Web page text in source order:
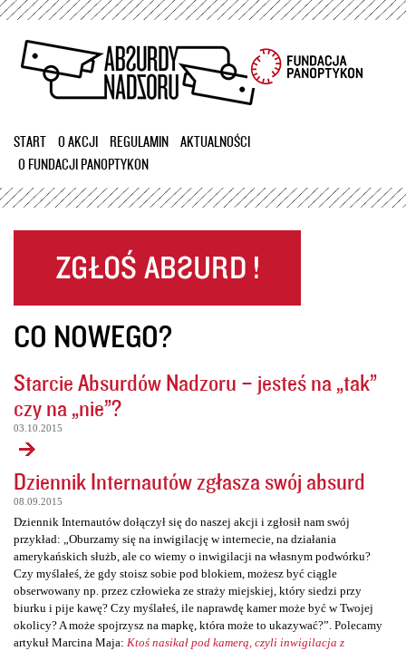
Przejdź
treści
START O AKCJI REGULAMIN
AKTUALNOŚCI
O FUNDACJI PANOPTYKON
CO NOWEGO?
Starcie Absurdów Nadzoru – jesteś na „tak”
czy na „nie”?
03.10.2015
Dziennik Internautów zgłasza swój absurd
08.09.2015
Dziennik Internautów dołączył się do naszej akcji i zgłosił nam swój
przykład: „Oburzamy się na inwigilację w internecie, na działania
amerykańskich służb, ale co wiemy o inwigilacji na własnym podwórku?
Czy myślałeś, że gdy stoisz sobie pod blokiem, możesz być ciągle
obserwowany np. przez człowieka ze straży miejskiej, który siedzi przy
biurku i pije kawę? Czy myślałeś, ile naprawdę kamer może być w Twojej
okolicy? A może spojrzysz na mapkę, która może to ukazywać?”. Polecamy
artykuł Marcina Maja: Ktoś nasikał pod kamerą, czyli inwigilacja z